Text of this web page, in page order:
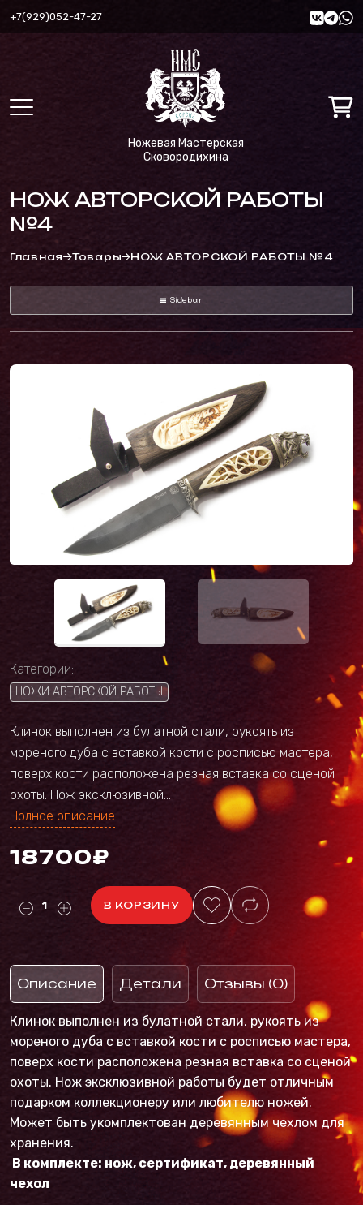
+7(929)052-47-27
Ножевая Мастерская
Сковородихина
НОЖ АВТОРСКОЙ РАБОТЫ
№4
Главная Товары НОЖ АВТОРСКОЙ РАБОТЫ №4
Sidebar
Категории:
НОЖИ АВТОРСКОЙ РАБОТЫ
Клинок выполнен из булатной стали, рукоять из
мореного дуба с вставкой кости с росписью мастера,
поверх кости расположена резная вставка со сценой
охоты. Нож эксклюзивной...
Полное описание
18700₽
В КОРЗИНУ
Описание Детали Отзывы (0)
Клинок выполнен из булатной стали, рукоять из
мореного дуба с вставкой кости с росписью мастера,
поверх кости расположена резная вставка со сценой
охоты. Нож эксклюзивной работы будет отличным
подарком коллекционеру или любителю ножей.
Может быть укомплектован деревянным чехлом для
хранения.
В комплекте: нож, сертификат, деревянный
чехол